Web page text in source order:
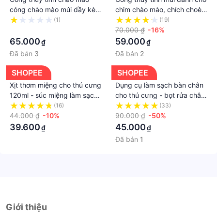
cóng chào mào múi dầy kèm
tai tre già
(1)
65.000₫
Đã bán 3
chim chào mào, chích choè,
tai mun, tai tre tàu
(19)
70.000 ₫ -16%
59.000₫
Đã bán 2
SHOPEE
Xịt thơm miệng cho thú cưng
120ml - súc miệng làm sạch
răng miệng cho chó mèo
(16)
44.000 ₫ -10%
39.600₫
SHOPEE
Dụng cụ làm sạch bàn chân
cho thú cưng - bọt rửa chân
cho chó mèo 150ml, Z7
(33)
90.000 ₫ -50%
45.000₫
Đã bán 1
Giới thiệu